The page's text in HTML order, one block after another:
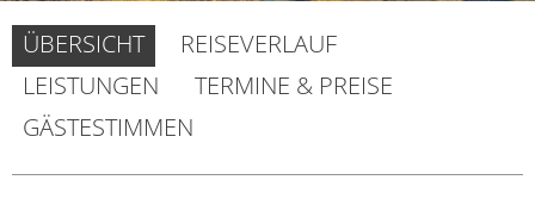
ÜBERSICHT
REISEVERLAUF
LEISTUNGEN
TERMINE & PREISE
GÄSTESTIMMEN